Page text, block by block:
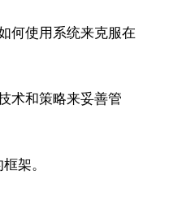
何使用系统来克服在
术和策略来妥善管
架。